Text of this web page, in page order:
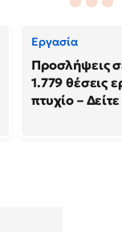
Εργασία
Προσλήψεις
1.779 θέσεις
πτυχίο –